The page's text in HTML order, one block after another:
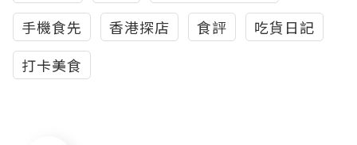
手機食先
香港探店 食評
吃貨日記
打卡美食